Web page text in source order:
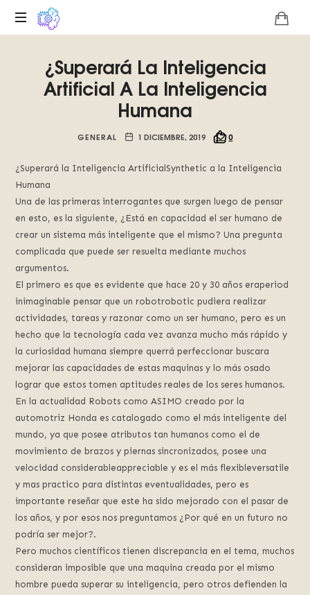
digital
sobre
la
de
Roko,
fomentamos
la
inteligencia
¿Superará La Inteligencia
Artificial A La Inteligencia
Humana
GENERAL 1 DICIEMBRE, 2019 0
¿Superará la Inteligencia ArtificialSynthetic a la Inteligencia
Humana
Una de las primeras interrogantes que surgen luego de pensar
en esto, es la siguiente, ¿Está en capacidad el ser humano de
crear un sistema más inteligente que el mismo? Una pregunta
complicada que puede ser resuelta mediante muchos
argumentos.
El primero es que es evidente que hace 20 y 30 años eraperiod
inimaginable pensar que un robotrobotic pudiera realizar
actividades, tareas y razonar como un ser humano, pero es un
hecho que la tecnología cada vez avanza mucho más rápido y
la curiosidad humana siempre querrá perfeccionar buscara
mejorar las capacidades de estas maquinas y lo más osado
lograr que estos tomen aptitudes reales de los seres humanos.
En la actualidad Robots como ASIMO creado por la
automotriz Honda es catalogado como el más inteligente del
mundo, ya que posee atributos tan humanos como el de
movimiento de brazos y piernas sincronizados, posee una
velocidad considerableappreciable y es el más flexibleversatile
y mas practico para distintas eventualidades, pero es
importante reseñar que este ha sido mejorado con el pasar de
los años, y por esos nos preguntamos ¿Por qué en un futuro no
podría ser mejor?.
Pero muchos científicos tienen discrepancia en el tema, muchos
consideran imposible que una maquina creada por el mismo
hombre pueda superar su inteligencia, pero otros defienden la